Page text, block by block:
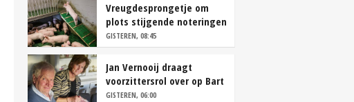
Vreugdesprongetje om
plots stijgende noteringen
GISTEREN, 08:45
Jan Vernooij draagt
voorzittersrol over op Bart
Camps
GISTEREN, 06:00